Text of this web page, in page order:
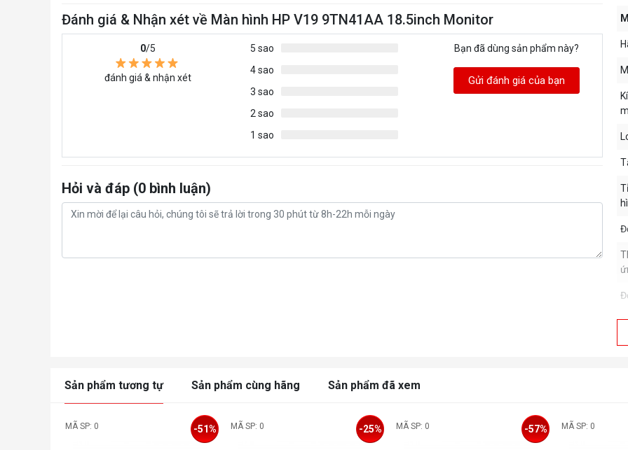
Đánh giá & Nhận xét về Màn hình HP V19 9TN41AA 18.5inch Monitor
0/5
đánh giá & nhận xét
5 sao
4 sao
3 sao
2 sao
1 sao
Bạn đã dùng sản phẩm này?
Gửi đánh giá của bạn
Hỏi và đáp (0 bình luận)
Sản phẩm tương tự Sản phẩm cùng hãng Sản phẩm đã xem
MÃ SP: 0 -51% MÃ SP: 0 -25% MÃ SP: 0 -57% MÃ SP: 0